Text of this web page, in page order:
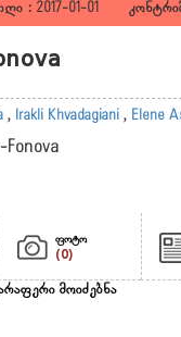
: 2017-01-01
, Irakli Khvadagiani , Elene
ფოტო
(0)
მოიძებნა